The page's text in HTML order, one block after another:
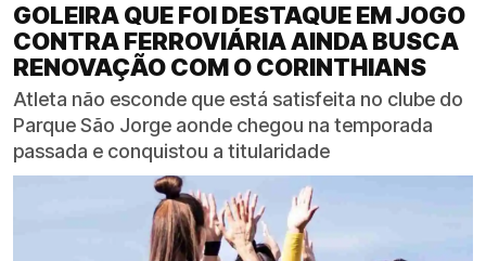
GOLEIRA QUE FOI DESTAQUE EM JOGO
CONTRA FERROVIÁRIA AINDA BUSCA
RENOVAÇÃO COM O CORINTHIANS
Atleta não esconde que está satisfeita no clube do
Parque São Jorge aonde chegou na temporada
passada e conquistou a titularidade